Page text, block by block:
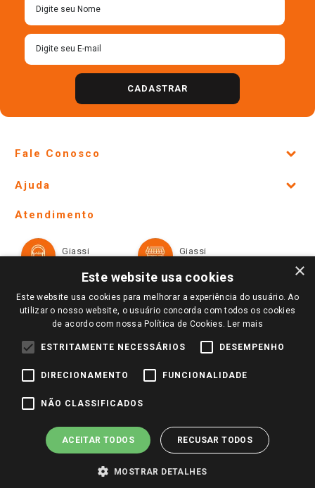
CADASTRAR
Fale Conosco
Lojas Físicas e Horários
Ofertas
Televendas
Notícias
Perguntas frequentes
Identidade Visual
Ajuda
Formas de Pagamento
Trocas e Devoluções
Atendimento
Giassi
Giassi
Redes Sociais
Pagamento e Segurança
×
Este website usa cookies
Este website usa cookies para melhorar a experiência do usuário. Ao
utilizar o nosso website, o usuário concorda com todos os cookies
de acordo com nossa Política de Cookies. Ler mais
ESTRITAMENTE NECESSÁRIOS DESEMPENHO
DIRECIONAMENTO FUNCIONALIDADE
NÃO CLASSIFICADOS
ACEITAR TODOS RECUSAR TODOS
MOSTRAR DETALHES